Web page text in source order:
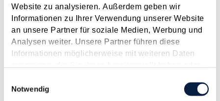
Website zu analysieren. Außerdem geben wir
Informationen zu Ihrer Verwendung unserer Website
an unsere Partner für soziale Medien, Werbung und
Analysen weiter. Unsere Partner führen diese
Informationen möglicherweise mit weiteren Daten
gesammelt haben.
Notwendig
Dezember 2025
Mit dem Budgetbegleitgesetz 2025 wurde die
Mitarbeiterprämie zur Mitarbeiterprämie 2025 "relaunched".
Hiermit können Arbeitgeber im Jahr 2025 Zulagen und
Bonuszahlungen bis zu 1.000 € einem oder mehreren
Arbeitnehmern aus sachlichen, betriebsbezogenen...
Langtext